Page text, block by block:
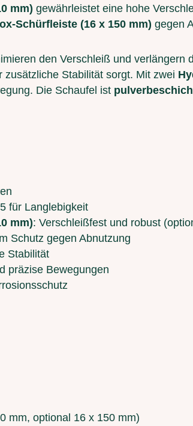
mm) gewährleistet eine hohe
Schürfleiste (16 x 150 mm) gegen
den Verschleiß und verlängern
zusätzliche Stabilität sorgt. Mit zwei
Die Schaufel ist
für Langlebigkeit
mm): Verschleißfest und robust
Schutz gegen Abnutzung
Stabilität
präzise Bewegungen
mm, optional 16 x 150 mm)